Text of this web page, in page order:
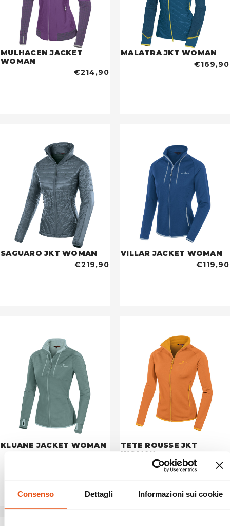
Consenso Dettagli Informazioni sui cookie
MULHACEN JACKET
WOMAN
€214,90
MALATRA JKT WOMAN
€169,90
SAGUARO JKT WOMAN
€219,90
VILLAR JACKET WOMAN
€119,90
KLUANE JACKET WOMAN
TETE ROUSSE JKT
WOMAN
€179,90